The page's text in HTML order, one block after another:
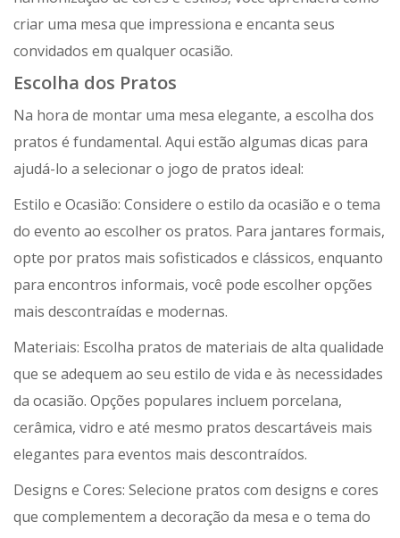
criar uma mesa que impressiona e encanta seus
convidados em qualquer ocasião.
Escolha dos Pratos
Na hora de montar uma mesa elegante, a escolha dos
pratos é fundamental. Aqui estão algumas dicas para
ajudá-lo a selecionar o jogo de pratos ideal:
Estilo e Ocasião: Considere o estilo da ocasião e o tema
do evento ao escolher os pratos. Para jantares formais,
opte por pratos mais sofisticados e clássicos, enquanto
para encontros informais, você pode escolher opções
mais descontraídas e modernas.
Materiais: Escolha pratos de materiais de alta qualidade
que se adequem ao seu estilo de vida e às necessidades
da ocasião. Opções populares incluem porcelana,
cerâmica, vidro e até mesmo pratos descartáveis mais
elegantes para eventos mais descontraídos.
Designs e Cores: Selecione pratos com designs e cores
que complementem a decoração da mesa e o tema do